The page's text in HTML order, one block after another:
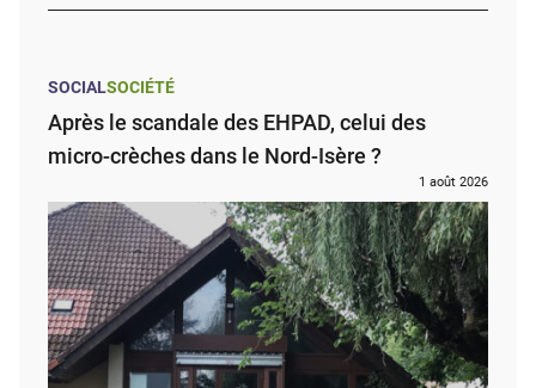
SOCIALSOCIÉTÉ
Après le scandale des EHPAD, celui des
micro-crèches dans le Nord-Isère ?
1 août 2026